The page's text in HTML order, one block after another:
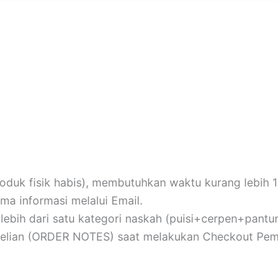
fisik habis), membutuhkan waktu kurang lebih
informasi melalui Email.
dari satu kategori naskah
(ORDER NOTES) saat melakukan Checkout